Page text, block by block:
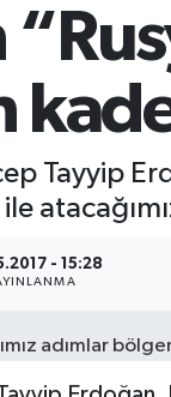
Tayyip
- 15:28